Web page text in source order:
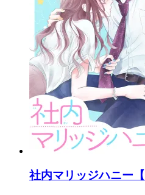
社内マリッジハニー